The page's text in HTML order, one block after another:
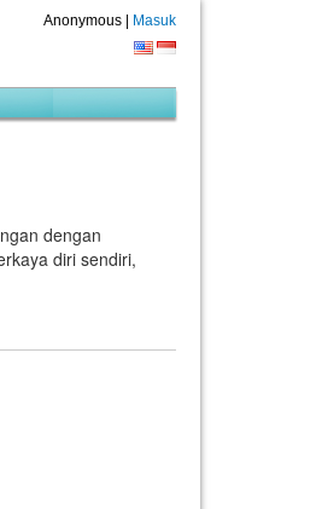
Anonymous | Masuk
dengan
diri sendiri,